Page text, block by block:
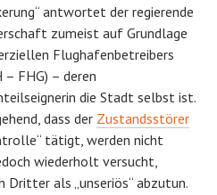
antwortet der regierende
zumeist auf Grundlage
Flughafenbetreibers
FHG) – deren
die Stadt selbst ist.
dass der Zustandsstörer
tätigt, werden nicht
wiederholt versucht,
Dritter als „unseriös“ abzutun.